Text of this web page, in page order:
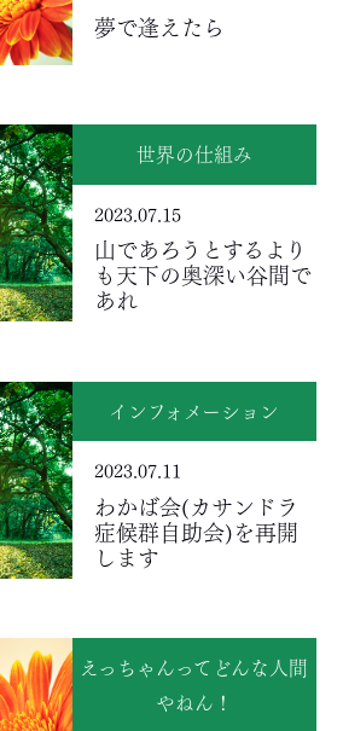
夢で逢えたら
世界の仕組み
2023.07.15
山であろうとするより
も天下の奥深い谷間で
あれ
インフォメーション
2023.07.11
わかば会(カサンドラ
症候群自助会)を再開
します
えっちゃんってどんな人間
やねん！